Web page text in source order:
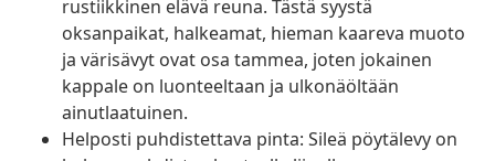
rustiikkinen elävä reuna. Tästä syystä
oksanpaikat, halkeamat, hieman kaareva muoto
ja värisävyt ovat osa tammea, joten jokainen
kappale on luonteeltaan ja ulkonäöltään
ainutlaatuinen.
Helposti puhdistettava pinta: Sileä pöytälevy on